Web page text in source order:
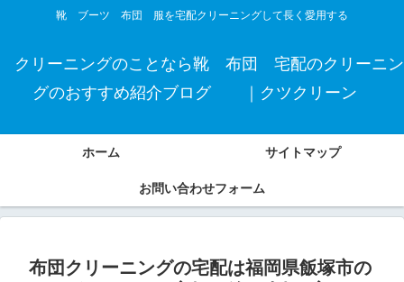
靴 ブーツ 布団 服を宅配クリーニングして長く愛用する
クリーニングのことなら靴 布団 宅配のクリーニン
グのおすすめ紹介ブログ ｜クツクリーン
ホーム サイトマップ
お問い合わせフォーム
布団クリーニングの宅配は福岡県飯塚市の